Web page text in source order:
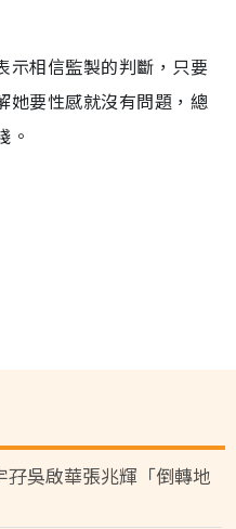
示相信監製的判斷，只要
她要性感就沒有問題，總
。
吳啟華張兆輝「倒轉地